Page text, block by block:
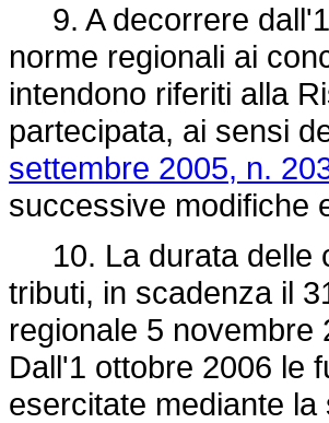
9. A decorrere dall'1
norme regionali ai
intendono riferiti alla
partecipata, ai sensi
settembre 2005, n.
successive modifiche
10. La durata delle
tributi, in scadenza il
regionale 5 novembre
Dall'1 ottobre 2006 le
esercitate mediante